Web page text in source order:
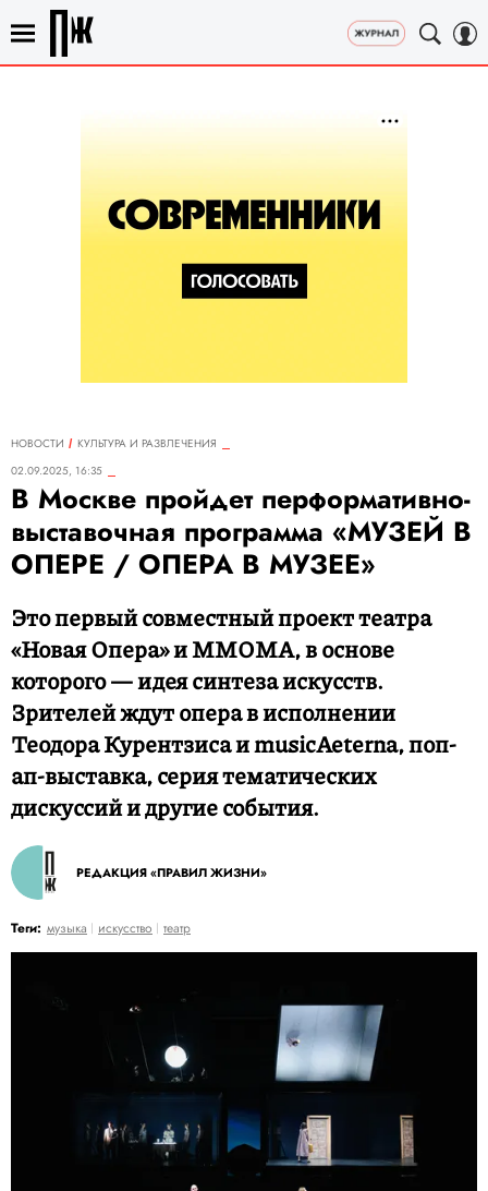
НОВОСТИ
КУЛЬТУРА И РАЗВЛЕЧЕНИЯ
02.09.2025, 16:35
В Москве пройдет перформативно-
выставочная программа «МУЗЕЙ В
ОПЕРЕ / ОПЕРА В МУЗЕЕ»
Это первый совместный проект театра
«Новая Опера» и MMOMA, в основе
которого — идея синтеза искусств.
Зрителей ждут опера в исполнении
Теодора Курентзиса и musicAeterna, поп-
ап-выставка, серия тематических
дискуссий и другие события.
РЕДАКЦИЯ «ПРАВИЛ ЖИЗНИ»
Теги: музыка искусство театр